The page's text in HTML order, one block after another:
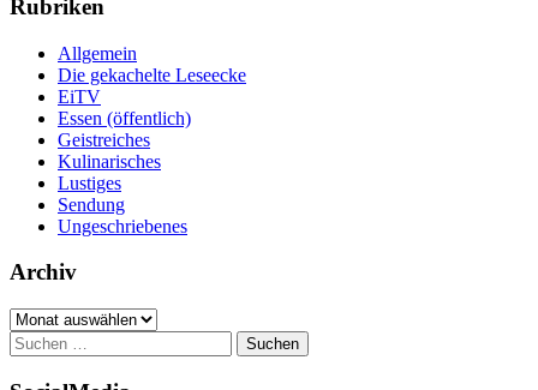
Rubriken
Allgemein
Die gekachelte Leseecke
EiTV
Essen (öffentlich)
Geistreiches
Kulinarisches
Lustiges
Sendung
Ungeschriebenes
Archiv
Archiv
Suchen
nach: